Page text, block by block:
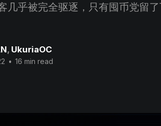
几乎被完全驱逐，只有囤币党留
, UkuriaOC
• 16 min read